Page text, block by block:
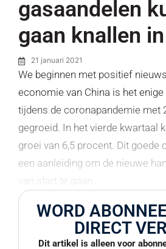
gasaandelen
gaan knallen
21 januari 2021
We beginnen met positief
economie van China is het
tijdens de coronapandemie met
gegroeid. In het vierde kwartaal
groei van 6,5 procent. Dit goede
een aanleiding om de nieuwe
van start te gaan.
WORD
DIRECT
Dit artikel is alleen voor